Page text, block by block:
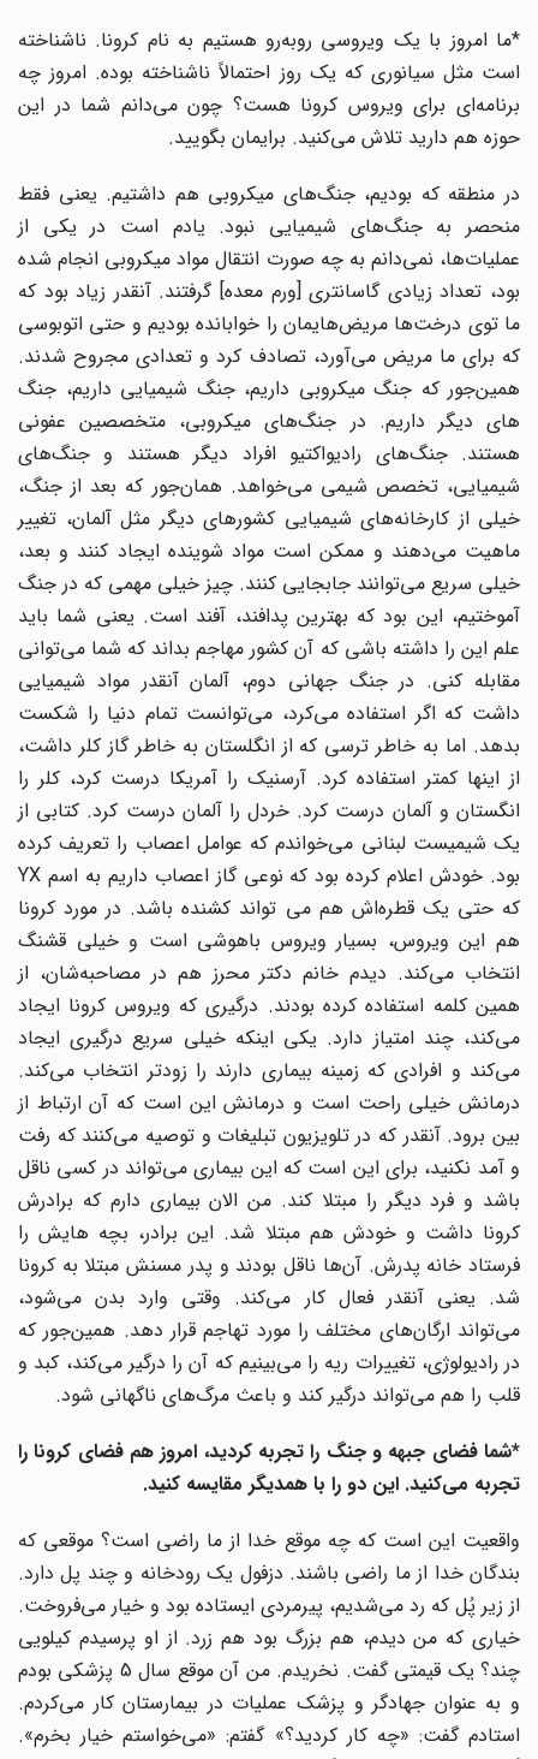
*ما امروز با یک ویروسی روبه‌رو هستیم به نام کرونا. ناشناخته
است مثل سیانوری که یک روز احتمالاً ناشناخته بوده. امروز چه
برنامه‌ای برای ویروس کرونا هست؟ چون می‌دانم شما در این
حوزه هم دارید تلاش می‌کنید. برایمان بگویید.
در منطقه که بودیم، جنگ‌های میکروبی هم داشتیم. یعنی فقط
منحصر به جنگ‌های شیمیایی نبود. یادم است در یکی از
عملیات‌ها، نمی‌دانم به چه صورت انتقال مواد میکروبی انجام شده
بود، تعداد زیادی گاسانتری [ورم معده] گرفتند. آنقدر زیاد بود که
ما توی درخت‌ها مریض‌هایمان را خوابانده بودیم و حتی اتوبوسی
که برای ما مریض می‌آورد، تصادف کرد و تعدادی مجروح شدند.
همین‌جور که جنگ میکروبی داریم، جنگ شیمیایی داریم، جنگ
های دیگر داریم. در جنگ‌های میکروبی، متخصصین عفونی
هستند. جنگ‌های رادیواکتیو افراد دیگر هستند و جنگ‌های
شیمیایی، تخصص شیمی می‌خواهد. همان‌جور که بعد از جنگ،
خیلی از کارخانه‌های شیمیایی کشورهای دیگر مثل آلمان، تغییر
ماهیت می‌دهند و ممکن است مواد شوینده ایجاد کنند و بعد،
خیلی سریع می‌توانند جابجایی کنند. چیز خیلی مهمی که در جنگ
آموختیم، این بود که بهترین پدافند، آفند است. یعنی شما باید
علم این را داشته باشی که آن کشور مهاجم بداند که شما می‌توانی
مقابله کنی. در جنگ جهانی دوم، آلمان آنقدر مواد شیمیایی
داشت که اگر استفاده می‌کرد، می‌توانست تمام دنیا را شکست
بدهد. اما به خاطر ترسی که از انگلستان به خاطر گاز کلر داشت،
از اینها کمتر استفاده کرد. آرسنیک را آمریکا درست کرد، کلر را
انگستان و آلمان درست کرد. خردل را آلمان درست کرد. کتابی از
یک شیمیست لبنانی می‌خواندم که عوامل اعصاب را تعریف کرده
بود. خودش اعلام کرده بود که نوعی گاز اعصاب داریم به اسم YX
که حتی یک قطره‌اش هم می تواند کشنده باشد. در مورد کرونا
هم این ویروس، بسیار ویروس باهوشی است و خیلی قشنگ
انتخاب می‌کند. دیدم خانم دکتر محرز هم در مصاحبه‌شان، از
همین کلمه استفاده کرده بودند. درگیری که ویروس کرونا ایجاد
می‌کند، چند امتیاز دارد. یکی اینکه خیلی سریع درگیری ایجاد
می‌کند و افرادی که زمینه بیماری دارند را زودتر انتخاب می‌کند.
درمانش خیلی راحت است و درمانش این است که آن ارتباط از
بین برود. آنقدر که در تلویزیون تبلیغات و توصیه می‌کنند که رفت
و آمد نکنید، برای این است که این بیماری می‌تواند در کسی ناقل
باشد و فرد دیگر را مبتلا کند. من الان بیماری دارم که برادرش
کرونا داشت و خودش هم مبتلا شد. این برادر، بچه هایش را
فرستاد خانه پدرش. آن‌ها ناقل بودند و پدر مسنش مبتلا به کرونا
شد. یعنی آنقدر فعال کار می‌کند. وقتی وارد بدن می‌شود،
می‌تواند ارگان‌های مختلف را مورد تهاجم قرار دهد. همین‌جور که
در رادیولوژی، تغییرات ریه را می‌بینیم که آن را درگیر می‌کند، کبد و
قلب را هم می‌تواند درگیر کند و باعث مرگ‌های ناگهانی شود.
*شما فضای جبهه و جنگ را تجربه کردید، امروز هم فضای کرونا را
تجربه می‌کنید. این دو را با همدیگر مقایسه کنید.
واقعیت این است که چه موقع خدا از ما راضی است؟ موقعی که
بندگان خدا از ما راضی باشند. دزفول یک رودخانه و چند پل دارد.
از زیر پُل که رد می‌شدیم، پیرمردی ایستاده بود و خیار می‌فروخت.
خیاری که من دیدم، هم بزرگ بود هم زرد. از او پرسیدم کیلویی
چند؟ یک قیمتی گفت. نخریدم. من آن موقع سال 5 پزشکی بودم
و به عنوان جهادگر و پزشک عملیات در بیمارستان کار می‌کردم.
استادم گفت: «چه کار کردید؟» گفتم: «می‌خواستم خیار بخرم».